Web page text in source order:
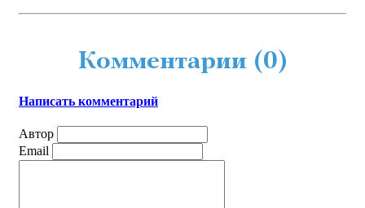
Комментарии (0)
Написать комментарий
Автор
Email